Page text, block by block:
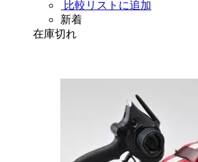
比較リストに追加
新着
在庫切れ